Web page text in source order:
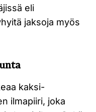
eli
jaksoja myös
kaksi-
ilmapiiri, joka